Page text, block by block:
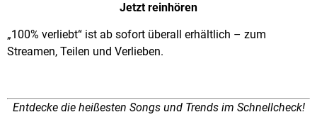
Jetzt reinhören
„100% verliebt“ ist ab sofort überall erhältlich – zum
Streamen, Teilen und Verlieben.
Entdecke die heißesten Songs und Trends im Schnellcheck!